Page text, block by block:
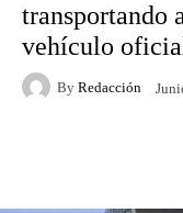
transportando
vehículo
By Redacción